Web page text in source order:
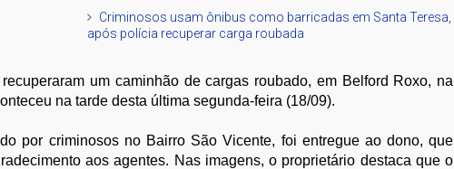
Criminosos usam ônibus como barricadas em Santa Teresa,
após polícia recuperar carga roubada
um caminhão de cargas roubado, em Belford Roxo, na
na tarde desta última segunda-feira (18/09).
por criminosos no Bairro São Vicente, foi entregue ao dono, que
aos agentes. Nas imagens, o proprietário destaca que o